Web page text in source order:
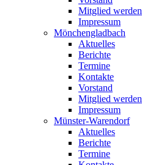
Mitglied werden
Impressum
Mönchengladbach
Aktuelles
Berichte
Termine
Kontakte
Vorstand
Mitglied werden
Impressum
Münster-Warendorf
Aktuelles
Berichte
Termine